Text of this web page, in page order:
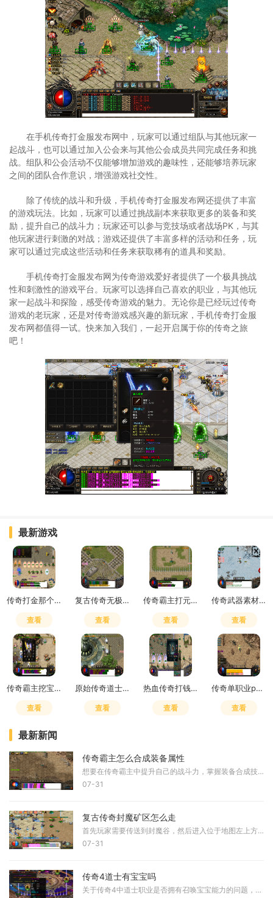
在手机传奇打金服发布网中，玩家可以通过组队与其他玩家一
起战斗，也可以通过加入公会来与其他公会成员共同完成任务和挑
战。组队和公会活动不仅能够增加游戏的趣味性，还能够培养玩家
之间的团队合作意识，增强游戏社交性。
除了传统的战斗和升级，手机传奇打金服发布网还提供了丰富
的游戏玩法。比如，玩家可以通过挑战副本来获取更多的装备和奖
励，提升自己的战斗力；玩家还可以参与竞技场或者战场PK，与其
他玩家进行刺激的对战；游戏还提供了丰富多样的活动和任务，玩
家可以通过完成这些活动和任务来获取稀有的道具和奖励。
手机传奇打金服发布网为传奇游戏爱好者提供了一个极具挑战
性和刺激性的游戏平台。玩家可以选择自己喜欢的职业，与其他玩
家一起战斗和探险，感受传奇游戏的魅力。无论你是已经玩过传奇
游戏的老玩家，还是对传奇游戏感兴趣的新玩家，手机传奇打金服
发布网都值得一试。快来加入我们，一起开启属于你的传奇之旅
吧！
最新游戏
传奇打金那个服好
查看
复古传奇无极真气有什么用
查看
传奇霸主打元宝买精灵划算不
查看
传奇武器素材600张多少钱
查看
传奇霸主挖宝技巧攻略图
查看
原始传奇道士学4级狗还是符
查看
热血传奇打钱攻略最新
查看
传奇单职业pk技巧
查看
最新新闻
传奇霸主怎么合成装备属性
想要在传奇霸主中提升自己的战斗力，掌握装备合成技巧是必不可少的一环。在合成装备前，我们需要先收集各种合成材料，这些材料可以通过完成任务、挑战BOSS、参与游戏活动等多种
07-31
复古传奇封魔矿区怎么走
首先玩家需要传送到封魔谷，然后进入位于地图左上方向的封魔矿区。封魔矿区是通往封魔殿的必经起始点，这个区域包含多个相连的地图，需要按照特定顺序通过。从封魔矿区出发，
07-31
传奇4道士有宝宝吗
关于传奇4中道士职业是否拥有召唤宝宝能力的问题，根据实际游戏设定来看，道士在传奇4中并未延续传统设定中的召唤能力。与早期版本相比，道士职业的核心技能发生了显著调整，其